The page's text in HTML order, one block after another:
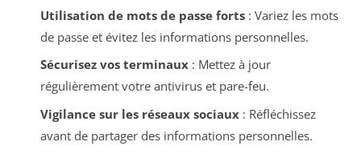
Utilisation de mots de passe forts: Variez les mots
de passe et évitez les informations personnelles.
Sécurisez vos terminaux: Mettez à jour
régulièrement votre antivirus et pare-feu.
Vigilance sur les réseaux sociaux: Réfléchissez
avant de partager des informations personnelles.